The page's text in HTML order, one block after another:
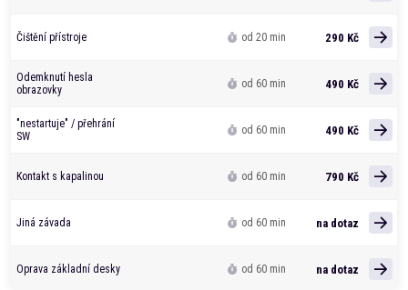
Čištění přístroje od 20 min 290 Kč
Odemknutí hesla
obrazovky
od 60 min 490 Kč
"nestartuje" / přehrání
SW
od 60 min 490 Kč
Kontakt s kapalinou od 60 min 790 Kč
Jiná závada od 60 min na dotaz
Oprava základní desky od 60 min na dotaz